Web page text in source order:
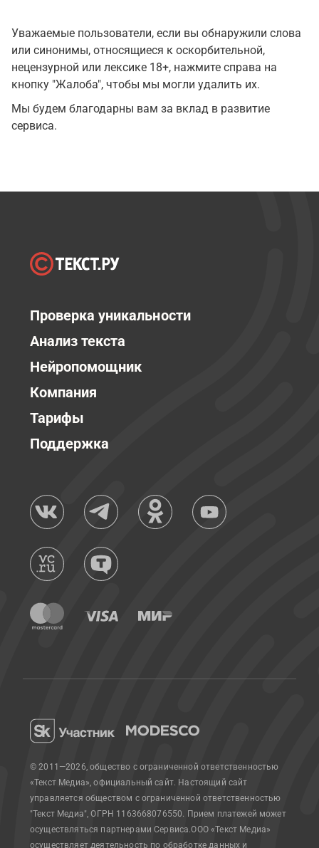
Уважаемые пользователи, если вы обнаружили слова
или синонимы, относящиеся к оскорбительной,
нецензурной или лексике 18+, нажмите справа на
кнопку "Жалоба", чтобы мы могли удалить их.
Мы будем благодарны вам за вклад в развитие
сервиса.
Проверка уникальности
Анализ текста
Нейропомощник
Компания
Тарифы
Поддержка
© 2011—2026, общество с ограниченной ответственностью
«Текст Медиа», официальный сайт. Настоящий сайт
управляется обществом с ограниченной ответственностью
"Текст Медиа", ОГРН 1163668076550. Прием платежей может
осуществляться партнерами Сервиса.ООО «Текст Медиа»
осуществляет деятельность по обработке данных и